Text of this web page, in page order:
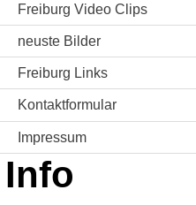
Freiburg Video Clips
neuste Bilder
Freiburg Links
Kontaktformular
Impressum
Info